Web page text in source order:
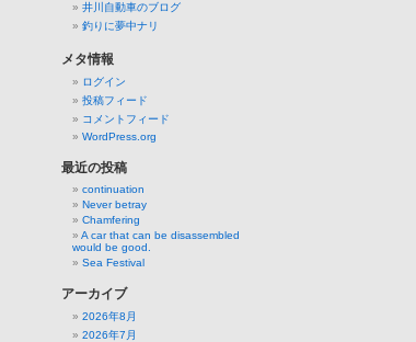
井川自動車のブログ
釣りに夢中ナリ
メタ情報
ログイン
投稿フィード
コメントフィード
WordPress.org
最近の投稿
continuation
Never betray
Chamfering
A car that can be disassembled
would be good.
Sea Festival
アーカイブ
2026年8月
2026年7月